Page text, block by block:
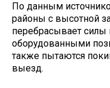
По данным
районы с высотной
перебрасывает силы
оборудованными
также пытаются
выезд.